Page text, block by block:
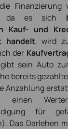
Finanzierung
da es sich
Kauf- und
handelt, wird
der
gibt sein Auto
bereits
Anzahlung
für
Das Darlehen